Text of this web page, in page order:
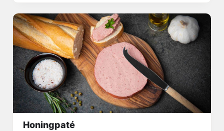
Honingpaté